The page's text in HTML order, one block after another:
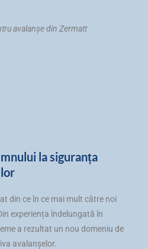
avalanșe din Zermatt
la siguranța
din ce în ce mai mult către noi
experiența îndelungată în
a rezultat un nou domeniu de
avalanșelor.